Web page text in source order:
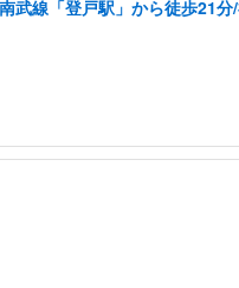
武線「登戸駅」から徒歩21分